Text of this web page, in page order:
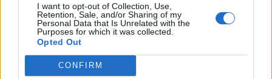
I want to opt-out of Collection, Use,
Retention, Sale, and/or Sharing of my
Personal Data that Is Unrelated with the
Purposes for which it was collected.
Opted Out
CONFIRM